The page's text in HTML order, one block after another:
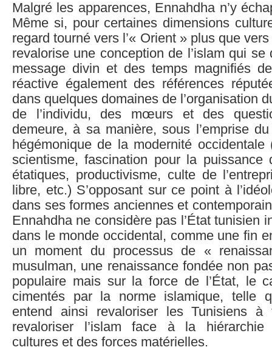
Malgré les apparences, Ennahdha n’y
Même si, pour certaines dimensions
regard tourné vers l’« Orient » plus que vers
revalorise une conception de l’islam qui
message divin et des temps magnifiés
réactive également des références
dans quelques domaines de l’organisation
de l’individu, des mœurs et des
demeure, à sa manière, sous l’emprise
hégémonique de la modernité occidentale
scientisme, fascination pour la puissance
étatiques, productivisme, culte de
libre, etc.) S’opposant sur ce point à
dans ses formes anciennes et
Ennahdha ne considère pas l’État tunisien
dans le monde occidental, comme une fin
un moment du processus de «
musulman, une renaissance fondée non
populaire mais sur la force de l’État, le
cimentés par la norme islamique, telle
entend ainsi revaloriser les Tunisiens à
revaloriser l’islam face à la hiérarchie
cultures et des forces matérielles.